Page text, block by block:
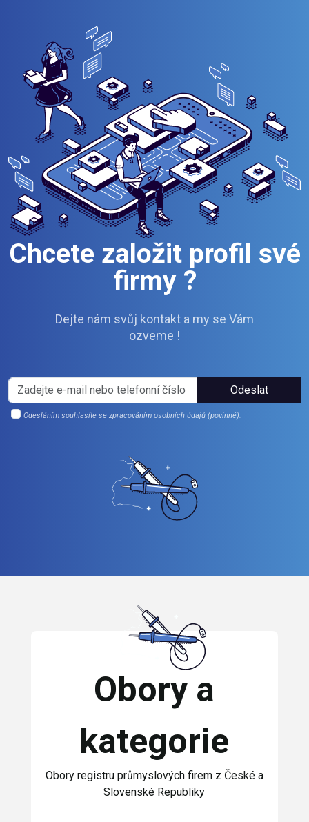
Chcete založit profil své
firmy ?
Dejte nám svůj kontakt a my se Vám
ozveme !
Odeslat
Odesláním souhlasíte se zpracováním osobních údajů (povinné).
Obory a
kategorie
Obory registru průmyslových firem z České a
Slovenské Republiky